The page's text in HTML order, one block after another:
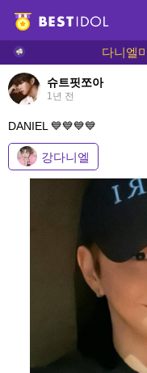
다니엘마녀
슈트핏쪼아
1년 전
DANIEL 💙💙💙💙
강다니엘